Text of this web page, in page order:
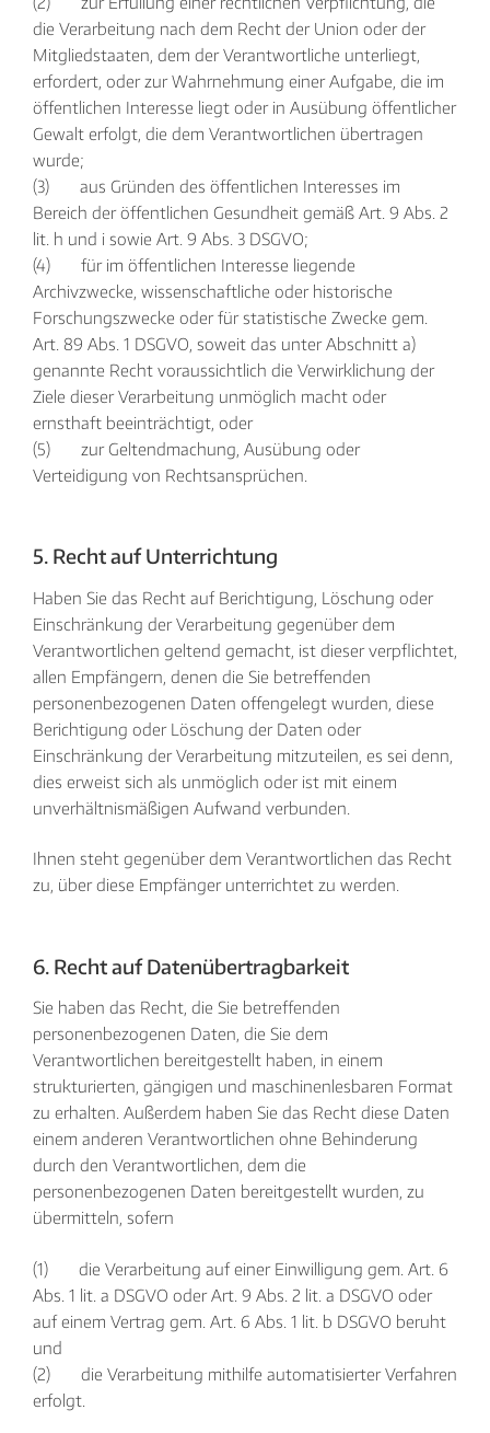
die Verarbeitung nach dem Recht der Union oder der
Mitgliedstaaten, dem der Verantwortliche unterliegt,
erfordert, oder zur Wahrnehmung einer Aufgabe, die im
öffentlichen Interesse liegt oder in Ausübung öffentlicher
Gewalt erfolgt, die dem Verantwortlichen übertragen
wurde;
(3) aus Gründen des öffentlichen Interesses im
Bereich der öffentlichen Gesundheit gemäß Art. 9 Abs. 2
lit. h und i sowie Art. 9 Abs. 3 DSGVO;
(4) für im öffentlichen Interesse liegende
Archivzwecke, wissenschaftliche oder historische
Forschungszwecke oder für statistische Zwecke gem.
Art. 89 Abs. 1 DSGVO, soweit das unter Abschnitt a)
genannte Recht voraussichtlich die Verwirklichung der
Ziele dieser Verarbeitung unmöglich macht oder
ernsthaft beeinträchtigt, oder
(5) zur Geltendmachung, Ausübung oder
Verteidigung von Rechtsansprüchen.
5. Recht auf Unterrichtung
Haben Sie das Recht auf Berichtigung, Löschung oder
Einschränkung der Verarbeitung gegenüber dem
Verantwortlichen geltend gemacht, ist dieser verpflichtet,
allen Empfängern, denen die Sie betreffenden
personenbezogenen Daten offengelegt wurden, diese
Berichtigung oder Löschung der Daten oder
Einschränkung der Verarbeitung mitzuteilen, es sei denn,
dies erweist sich als unmöglich oder ist mit einem
unverhältnismäßigen Aufwand verbunden.
Ihnen steht gegenüber dem Verantwortlichen das Recht
zu, über diese Empfänger unterrichtet zu werden.
6. Recht auf Datenübertragbarkeit
Sie haben das Recht, die Sie betreffenden
personenbezogenen Daten, die Sie dem
Verantwortlichen bereitgestellt haben, in einem
strukturierten, gängigen und maschinenlesbaren Format
zu erhalten. Außerdem haben Sie das Recht diese Daten
einem anderen Verantwortlichen ohne Behinderung
durch den Verantwortlichen, dem die
personenbezogenen Daten bereitgestellt wurden, zu
übermitteln, sofern
(1) die Verarbeitung auf einer Einwilligung gem. Art. 6
Abs. 1 lit. a DSGVO oder Art. 9 Abs. 2 lit. a DSGVO oder
auf einem Vertrag gem. Art. 6 Abs. 1 lit. b DSGVO beruht
und
(2) die Verarbeitung mithilfe automatisierter Verfahren
erfolgt.